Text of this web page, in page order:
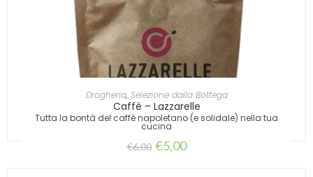
AGGIUNGI AL CARRELLO
Drogheria, Selezione dalla Bottega
Caffè – Lazzarelle
Tutta la bontà del caffè napoletano (e solidale) nella tua
cucina
€6,00 €5,00